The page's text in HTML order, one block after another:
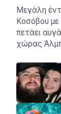
Μεγάλη
Κοσόβου με
πετάει
χώρας